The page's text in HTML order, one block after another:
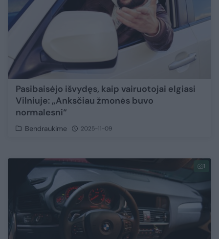
Pasibaisėjo išvydęs, kaip vairuotojai elgiasi
Vilniuje: „Anksčiau žmonės buvo
normalesni“
Bendraukime 2025-11-09
1